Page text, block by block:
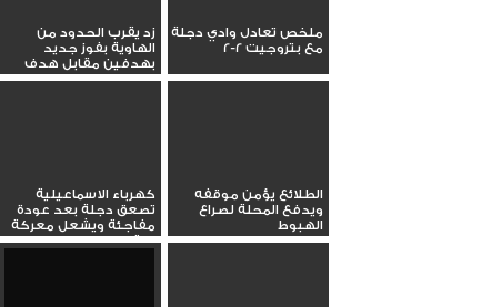
ملخص تعادل وادي دجلة
مع بتروجيت 2-2
زد يقرب الحدود من
الهاوية بفوز جديد
بهدفين مقابل هدف
الطلائع يؤمن موقفه
ويدفع المحلة لصراع
الهبوط
كهرباء الاسماعيلية
تصعق دجلة بعد عودة
مفاجئة ويشعل معركة
البقاء